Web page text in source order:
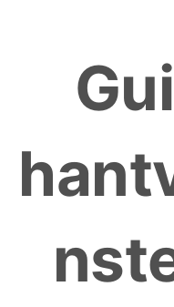
content